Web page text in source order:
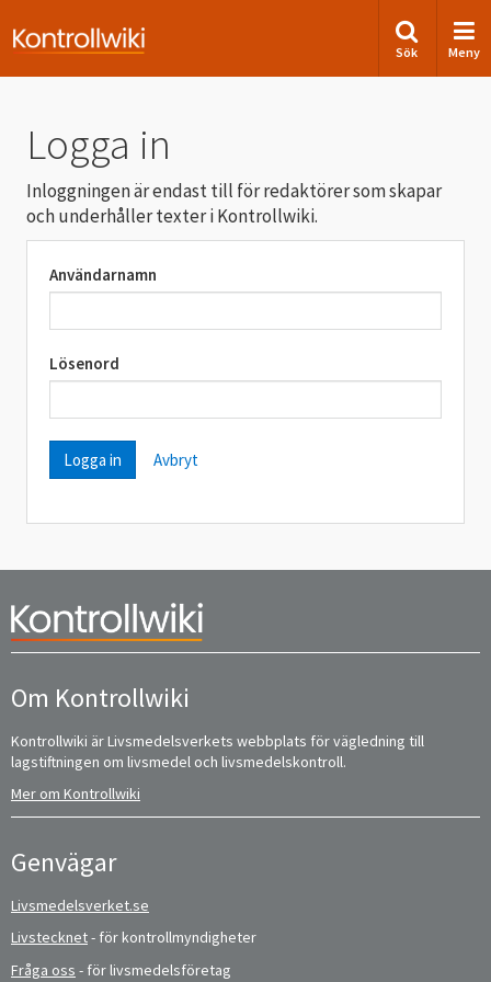
Sök Meny
Logga in
Inloggningen är endast till för redaktörer som skapar
och underhåller texter i Kontrollwiki.
Användarnamn
Lösenord
Avbryt
Om Kontrollwiki
Kontrollwiki är Livsmedelsverkets webbplats för vägledning till
lagstiftningen om livsmedel och livsmedelskontroll.
Mer om Kontrollwiki
Genvägar
Livsmedelsverket.se
Livstecknet- för kontrollmyndigheter
Fråga oss - för livsmedelsföretag